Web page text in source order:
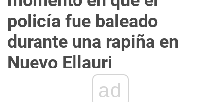
policía fue baleado
durante una rapiña en
Nuevo Ellauri
ad